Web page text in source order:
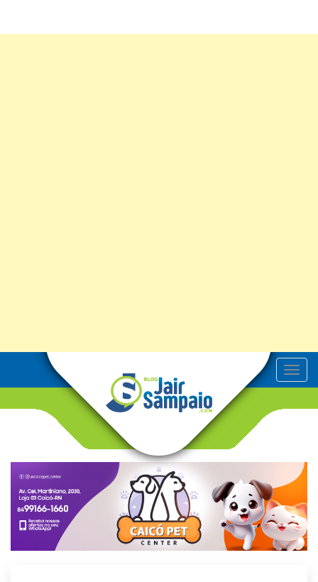
T
o
v
g
t
i
o
n